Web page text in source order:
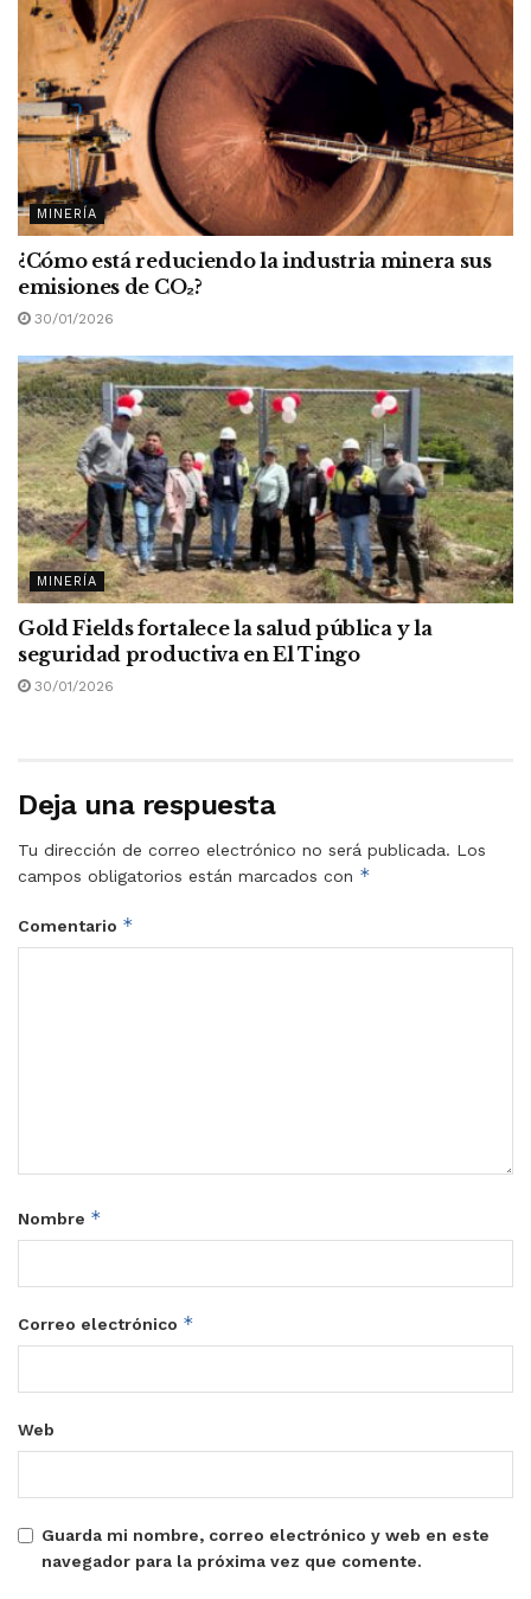
MINERÍA
¿Cómo está reduciendo la industria minera sus
emisiones de CO₂?
30/01/2026
MINERÍA
Gold Fields fortalece la salud pública y la
seguridad productiva en El Tingo
30/01/2026
Deja una respuesta
Tu dirección de correo electrónico no será publicada. Los
campos obligatorios están marcados con *
Comentario *
Nombre *
Correo electrónico *
Web
Guarda mi nombre, correo electrónico y web en este
navegador para la próxima vez que comente.